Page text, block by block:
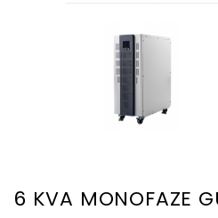
6 KVA MONOFAZE